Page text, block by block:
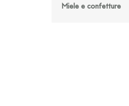
Miele e confetture